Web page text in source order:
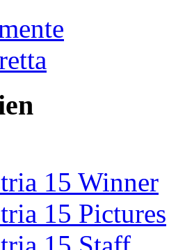
15 Winner
15 Pictures